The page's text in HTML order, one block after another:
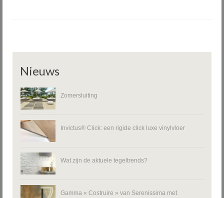
Nieuws
Zomersluiting
Invictus® Click: een rigide click luxe vinylvloer
Wat zijn de aktuele tegeltrends?
Gamma « Costruire » van Serenissima met